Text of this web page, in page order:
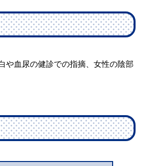
や血尿の健診での指摘、女性の陰部